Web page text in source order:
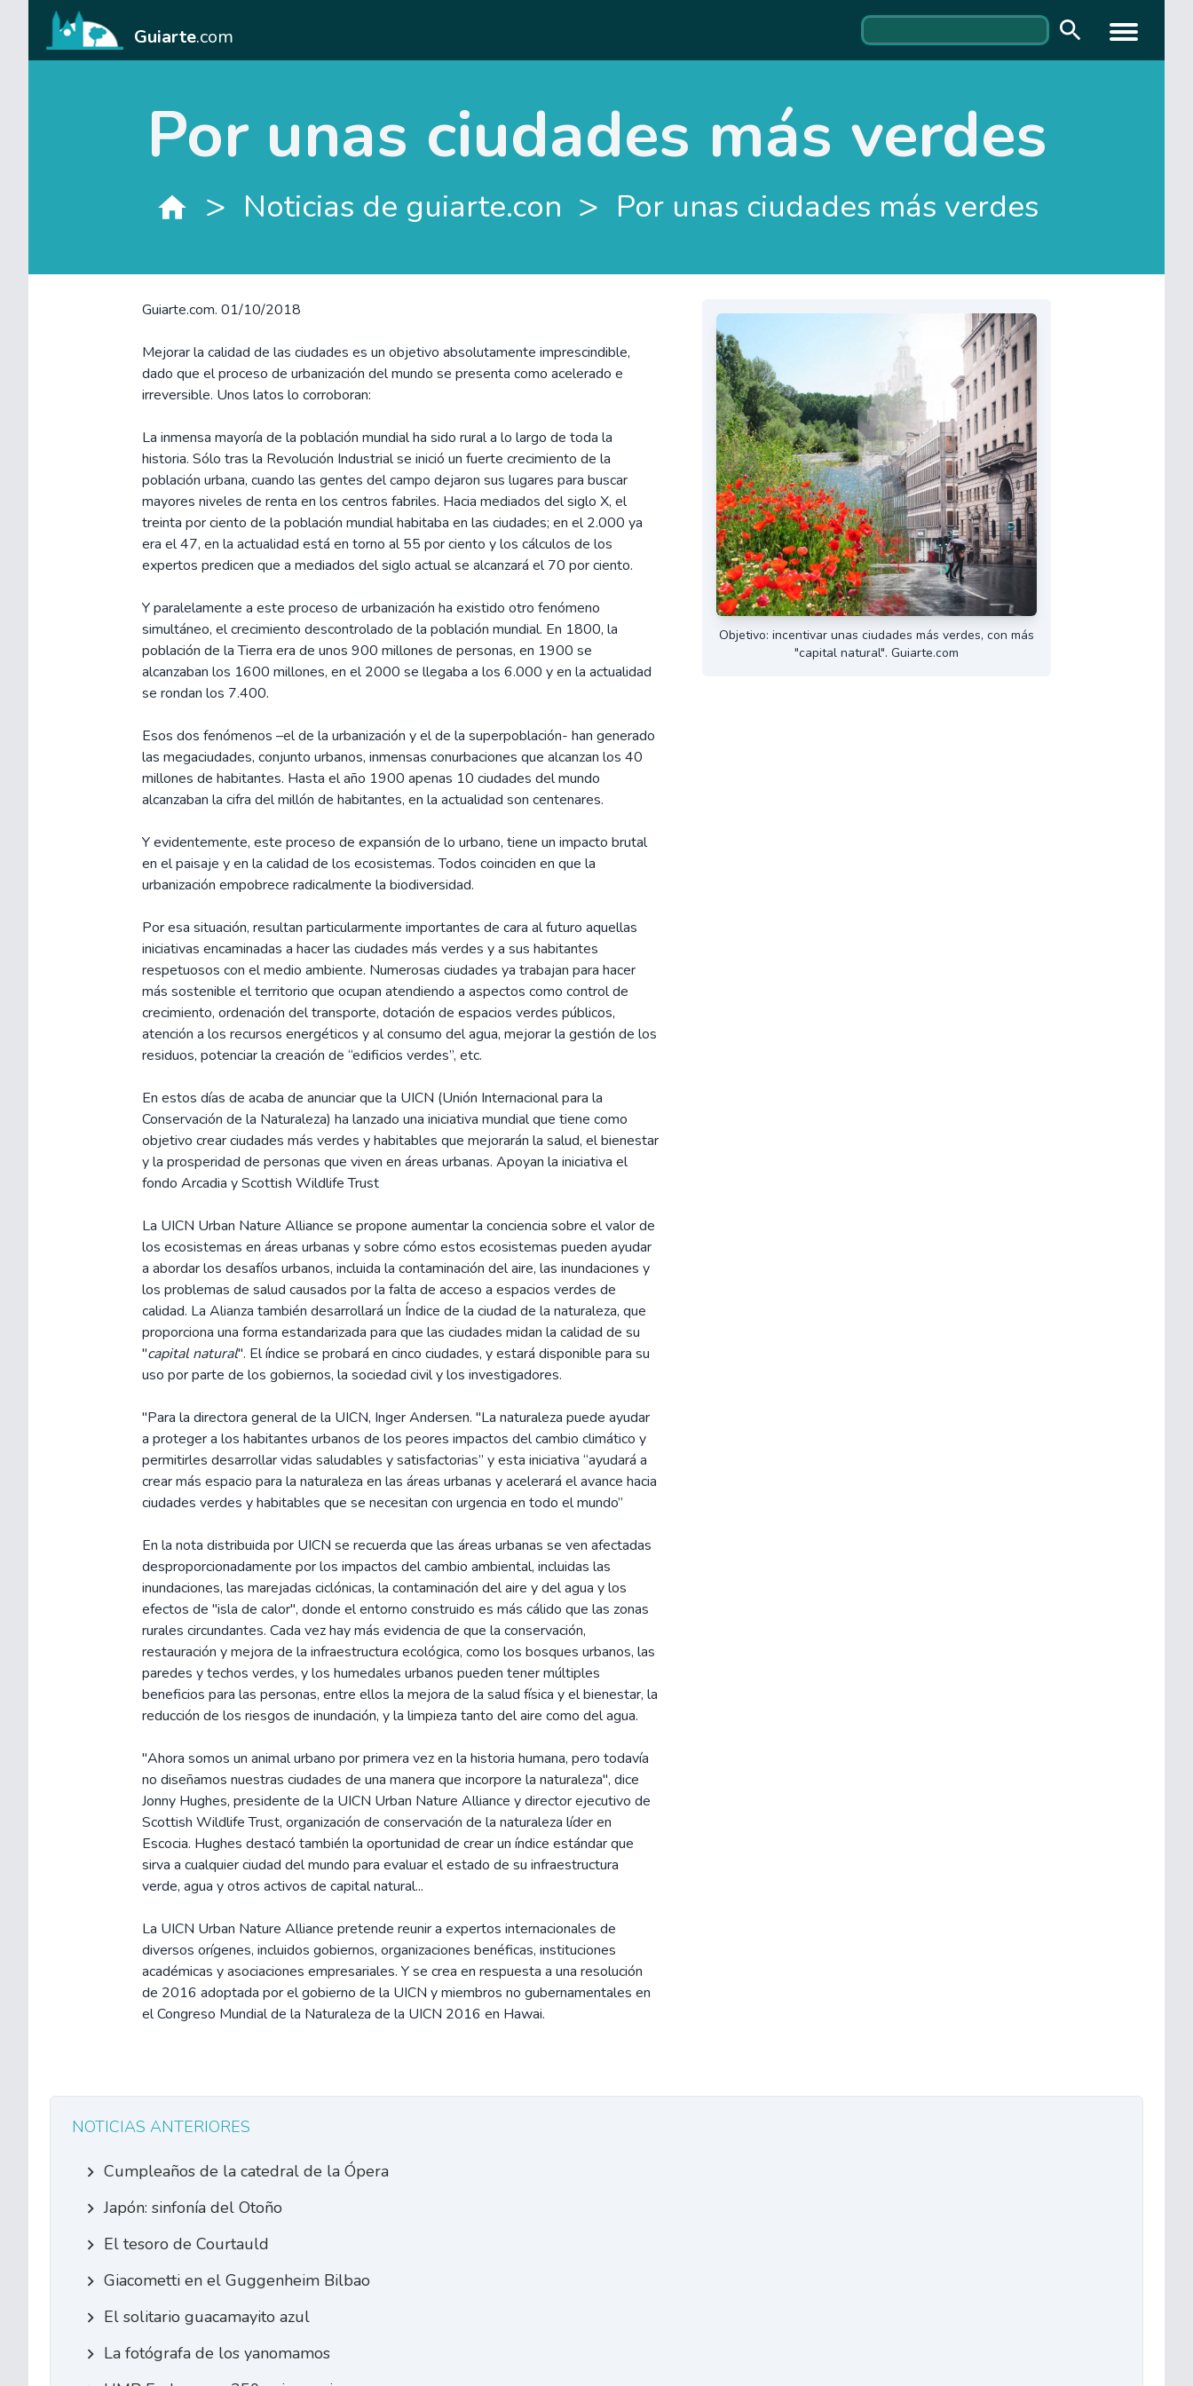
Guiarte.com
Por unas ciudades más verdes
> Noticias de guiarte.con > Por unas ciudades más verdes
Guiarte.com. 01/10/2018
Mejorar la calidad de las ciudades es un objetivo absolutamente imprescindible,
dado que el proceso de urbanización del mundo se presenta como acelerado e
irreversible. Unos latos lo corroboran:
La inmensa mayoría de la población mundial ha sido rural a lo largo de toda la
historia. Sólo tras la Revolución Industrial se inició un fuerte crecimiento de la
población urbana, cuando las gentes del campo dejaron sus lugares para buscar
mayores niveles de renta en los centros fabriles. Hacia mediados del siglo X, el
treinta por ciento de la población mundial habitaba en las ciudades; en el 2.000 ya
era el 47, en la actualidad está en torno al 55 por ciento y los cálculos de los
expertos predicen que a mediados del siglo actual se alcanzará el 70 por ciento.
Y paralelamente a este proceso de urbanización ha existido otro fenómeno
simultáneo, el crecimiento descontrolado de la población mundial. En 1800, la
población de la Tierra era de unos 900 millones de personas, en 1900 se
alcanzaban los 1600 millones, en el 2000 se llegaba a los 6.000 y en la actualidad
se rondan los 7.400.
Esos dos fenómenos –el de la urbanización y el de la superpoblación- han generado
las megaciudades, conjunto urbanos, inmensas conurbaciones que alcanzan los 40
millones de habitantes. Hasta el año 1900 apenas 10 ciudades del mundo
alcanzaban la cifra del millón de habitantes, en la actualidad son centenares.
Y evidentemente, este proceso de expansión de lo urbano, tiene un impacto brutal
en el paisaje y en la calidad de los ecosistemas. Todos coinciden en que la
urbanización empobrece radicalmente la biodiversidad.
Por esa situación, resultan particularmente importantes de cara al futuro aquellas
iniciativas encaminadas a hacer las ciudades más verdes y a sus habitantes
respetuosos con el medio ambiente. Numerosas ciudades ya trabajan para hacer
más sostenible el territorio que ocupan atendiendo a aspectos como control de
crecimiento, ordenación del transporte, dotación de espacios verdes públicos,
atención a los recursos energéticos y al consumo del agua, mejorar la gestión de los
residuos, potenciar la creación de “edificios verdes”, etc.
En estos días de acaba de anunciar que la UICN (Unión Internacional para la
Conservación de la Naturaleza) ha lanzado una iniciativa mundial que tiene como
objetivo crear ciudades más verdes y habitables que mejorarán la salud, el bienestar
y la prosperidad de personas que viven en áreas urbanas. Apoyan la iniciativa el
fondo Arcadia y Scottish Wildlife Trust
La UICN Urban Nature Alliance se propone aumentar la conciencia sobre el valor de
los ecosistemas en áreas urbanas y sobre cómo estos ecosistemas pueden ayudar
a abordar los desafíos urbanos, incluida la contaminación del aire, las inundaciones y
los problemas de salud causados por la falta de acceso a espacios verdes de
calidad. La Alianza también desarrollará un Índice de la ciudad de la naturaleza, que
proporciona una forma estandarizada para que las ciudades midan la calidad de su
"capital natural". El índice se probará en cinco ciudades, y estará disponible para su
uso por parte de los gobiernos, la sociedad civil y los investigadores.
"Para la directora general de la UICN, Inger Andersen. "La naturaleza puede ayudar
a proteger a los habitantes urbanos de los peores impactos del cambio climático y
permitirles desarrollar vidas saludables y satisfactorias” y esta iniciativa “ayudará a
crear más espacio para la naturaleza en las áreas urbanas y acelerará el avance hacia
ciudades verdes y habitables que se necesitan con urgencia en todo el mundo”
En la nota distribuida por UICN se recuerda que las áreas urbanas se ven afectadas
desproporcionadamente por los impactos del cambio ambiental, incluidas las
inundaciones, las marejadas ciclónicas, la contaminación del aire y del agua y los
efectos de "isla de calor", donde el entorno construido es más cálido que las zonas
rurales circundantes. Cada vez hay más evidencia de que la conservación,
restauración y mejora de la infraestructura ecológica, como los bosques urbanos, las
paredes y techos verdes, y los humedales urbanos pueden tener múltiples
beneficios para las personas, entre ellos la mejora de la salud física y el bienestar, la
reducción de los riesgos de inundación, y la limpieza tanto del aire como del agua.
"Ahora somos un animal urbano por primera vez en la historia humana, pero todavía
no diseñamos nuestras ciudades de una manera que incorpore la naturaleza", dice
Jonny Hughes, presidente de la UICN Urban Nature Alliance y director ejecutivo de
Scottish Wildlife Trust, organización de conservación de la naturaleza líder en
Escocia. Hughes destacó también la oportunidad de crear un índice estándar que
sirva a cualquier ciudad del mundo para evaluar el estado de su infraestructura
verde, agua y otros activos de capital natural...
La UICN Urban Nature Alliance pretende reunir a expertos internacionales de
diversos orígenes, incluidos gobiernos, organizaciones benéficas, instituciones
académicas y asociaciones empresariales. Y se crea en respuesta a una resolución
de 2016 adoptada por el gobierno de la UICN y miembros no gubernamentales en
el Congreso Mundial de la Naturaleza de la UICN 2016 en Hawai.
Objetivo: incentivar unas ciudades más verdes, con más
"capital natural". Guiarte.com
NOTICIAS ANTERIORES
Cumpleaños de la catedral de la Ópera
Japón: sinfonía del Otoño
El tesoro de Courtauld
Giacometti en el Guggenheim Bilbao
El solitario guacamayito azul
La fotógrafa de los yanomamos